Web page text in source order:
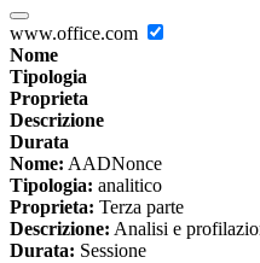
www.office.com
Nome
Tipologia
Proprieta
Descrizione
Durata
Nome: AADNonce
Tipologia: analitico
Proprieta: Terza parte
Descrizione: Analisi e
Durata: Sessione